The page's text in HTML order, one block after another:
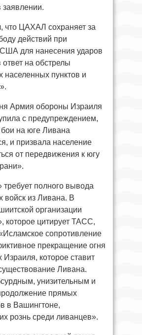
заявлении.
что ЦАХАЛ сохраняет за
действий при
для нанесения ударов
ответ на обстрелы
населенных пунктов и
Армия обороны Израиля
с предупреждением,
бои на юге Ливана
и призвала население
от передвижения к югу
требует полного вывода
войск из Ливана. В
организации
которое цитирует ТАСС,
сопротивление
прекращение огня
Израиля, которое ставит
Ливана.
унизительным и
прямых
в Вашингтоне,
рознь среди ливанцев».